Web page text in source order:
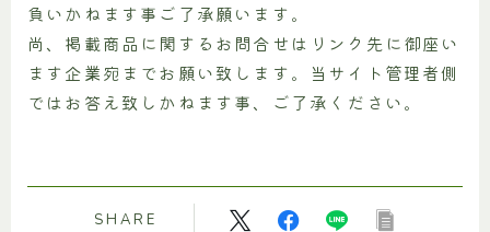
負いかねます事ご了承願います。
尚、掲載商品に関するお問合せはリンク先に御座い
ます企業宛までお願い致します。当サイト管理者側
ではお答え致しかねます事、ご了承ください。
SHARE